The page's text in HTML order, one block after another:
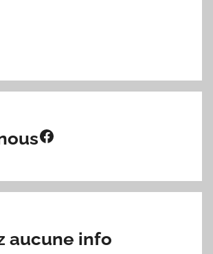
Facebook
aucune info